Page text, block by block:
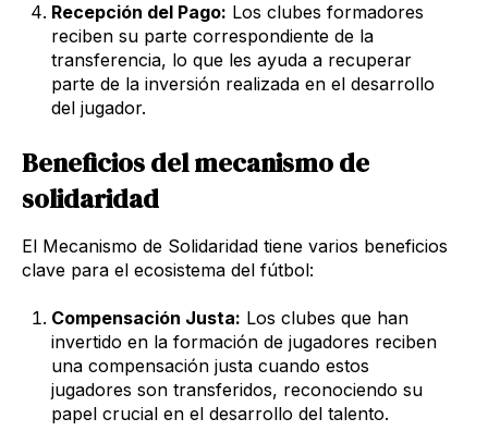
Recepción del Pago: Los clubes formadores
reciben su parte correspondiente de la
transferencia, lo que les ayuda a recuperar
parte de la inversión realizada en el desarrollo
del jugador.
Beneficios del mecanismo de
solidaridad
El Mecanismo de Solidaridad tiene varios beneficios
clave para el ecosistema del fútbol:
Compensación Justa: Los clubes que han
invertido en la formación de jugadores reciben
una compensación justa cuando estos
jugadores son transferidos, reconociendo su
papel crucial en el desarrollo del talento.